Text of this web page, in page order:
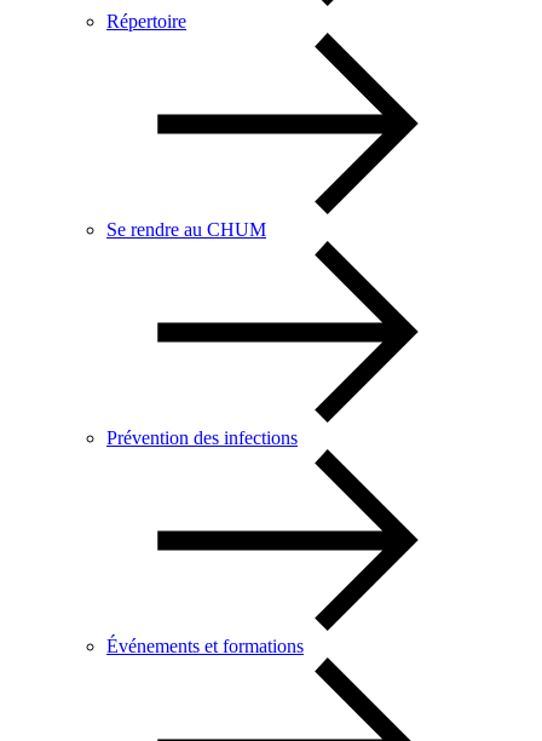
Répertoire
Se rendre au CHUM
Prévention des infections
Événements et formations